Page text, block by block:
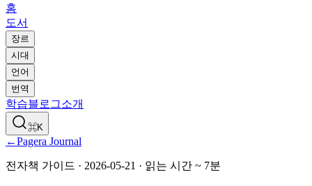
홈
도서
장르
시대
언어
번역
학습블로그소개
⌘K
←Pagera Journal
전자책 가이드 · 2026-05-21 · 읽는 시간 ~ 7분